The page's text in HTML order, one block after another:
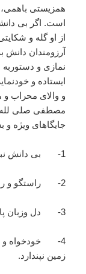
همزیستی
است. اگر بی
از او گله و
آرزومندان دانش
نمازی و دستوربه
ایستاده و
و والای محراب و
مصطفی صلی لله
جایگاهای ویژه و
1- بی دانش نباشد در تمام مسایل اسلامی.
2- راستگو و راست کردار باشد.
3- دل وزبان پاک داشته باشد.
4- خودخواه و
زمین نپندارد.